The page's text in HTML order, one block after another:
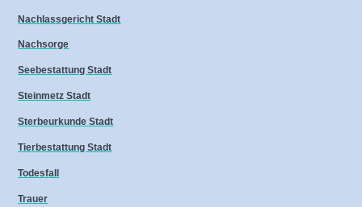
Nachlassgericht Stadt
Nachsorge
Seebestattung Stadt
Steinmetz Stadt
Sterbeurkunde Stadt
Tierbestattung Stadt
Todesfall
Trauer